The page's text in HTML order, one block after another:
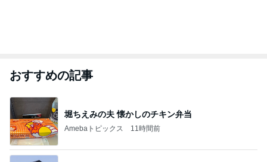
おすすめの記事
堀ちえみの夫 懐かしのチキン弁当
Amebaトピックス 11時間前